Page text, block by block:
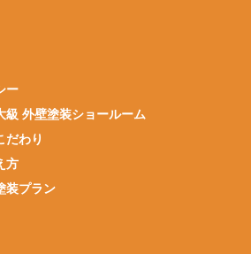
ー
級 外壁塗装ショールーム
だわり
方
装プラン